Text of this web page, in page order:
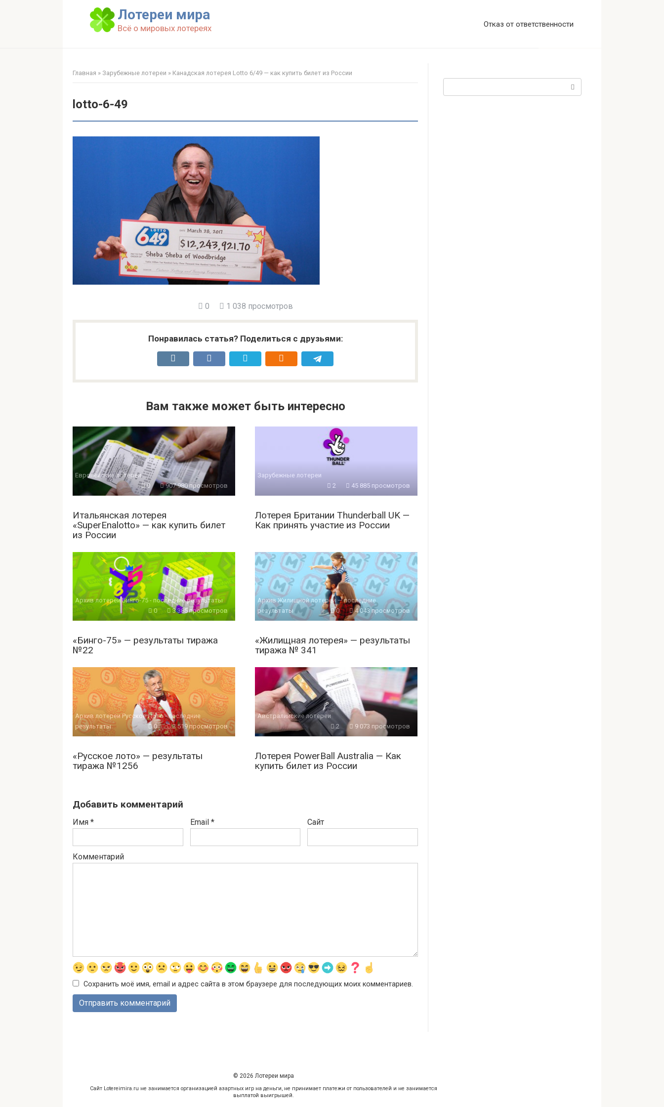
Лотереи мира
Всё о мировых лотереях Отказ от ответственности
Главная » Зарубежные лотереи » Канадская лотерея Lotto 6/49 — как купить билет из России
lotto-6-49
0 1 038 просмотров
Понравилась статья? Поделиться с друзьями:
Вам также может быть интересно
Европейские лотереи
0
907 980 просмотров
Итальянская лотерея
«SuperEnalotto» — как купить билет
из России
Зарубежные лотереи
2
45 885 просмотров
Лотерея Британии Thunderball UK —
Как принять участие из России
Архив лотереи Бинго-75 - последние результаты
0
3 385 просмотров
«Бинго-75» — результаты тиража
№22
Архив Жилищной лотереи — последние
результаты
0 4 043 просмотров
«Жилищная лотерея» — результаты
тиража № 341
Архив лотереи Русское Лото - последние
результаты
0 3 519 просмотров
«Русское лото» — результаты
тиража №1256
Австралийские лотереи
2
9 073 просмотров
Лотерея PowerBall Australia — Как
купить билет из России
Добавить комментарий
Имя * Email * Сайт
Комментарий
Сохранить моё имя, email и адрес сайта в этом браузере для последующих моих комментариев.
© 2026 Лотереи мира
Сайт Lotereimira.ru не занимается организацией азартных игр на деньги, не принимает платежи от пользователей и не занимается
выплатой выигрышей.